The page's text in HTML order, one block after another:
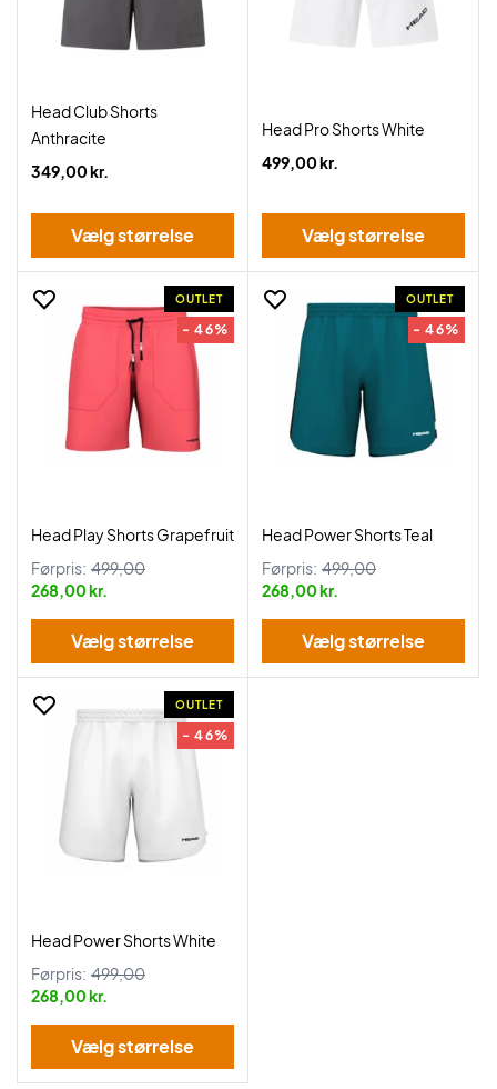
Head Club Shorts
Anthracite
349,00 kr.
Vælg størrelse
Head Pro Shorts White
499,00 kr.
Vælg størrelse
OUTLET
- 46%
Head Play Shorts Grapefruit
Førpris: 499,00
268,00 kr.
Vælg størrelse
OUTLET
- 46%
Head Power Shorts Teal
Førpris: 499,00
268,00 kr.
Vælg størrelse
OUTLET
- 46%
Head Power Shorts White
Førpris: 499,00
268,00 kr.
Vælg størrelse